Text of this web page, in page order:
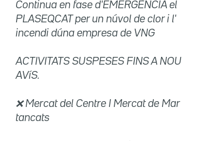
Continua en fase d'EMERGÈNCIA el
PLASEQCAT per un núvol de clor i l'
incendi dúna empresa de VNG
ACTIVITATS SUSPESES FINS A NOU
AVíS.
❌ Mercat del Centre I Mercat de Mar
tancats